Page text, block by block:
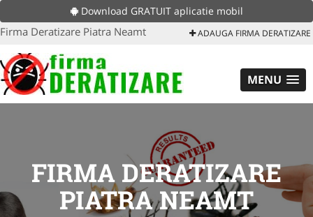
Download GRATUIT aplicatie mobil
Firma Deratizare Piatra Neamt ADAUGA FIRMA DERATIZARE
MENU
FIRMA DERATIZARE
PIATRA NEAMT